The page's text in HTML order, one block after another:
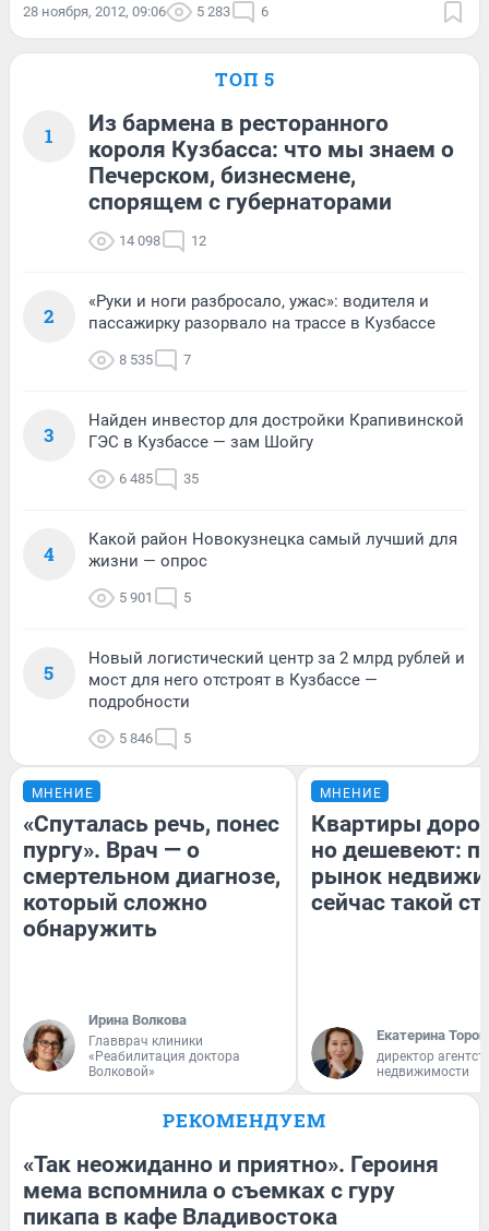
28 ноября, 2012, 09:06 5 283 6
ТОП 5
1
Из бармена в ресторанного
короля Кузбасса: что мы знаем о
Печерском, бизнесмене,
спорящем с губернаторами
14 098 12
2
«Руки и ноги разбросало, ужас»: водителя и
пассажирку разорвало на трассе в Кузбассе
8 535 7
3
Найден инвестор для достройки Крапивинской
ГЭС в Кузбассе — зам Шойгу
6 485 35
4
Какой район Новокузнецка самый лучший для
жизни — опрос
5 901 5
5
Новый логистический центр за 2 млрд рублей и
мост для него отстроят в Кузбассе —
подробности
5 846 5
МНЕНИЕ
«Спуталась речь, понес
пургу». Врач — о
смертельном диагнозе,
который сложно
обнаружить
Ирина Волкова
Главврач клиники
«Реабилитация доктора
Волковой»
МНЕНИЕ
Квартиры
но дешевеют:
рынок
сейчас такой
Екатерина
директор
недвижимости
РЕКОМЕНДУЕМ
«Так неожиданно и приятно». Героиня
мема вспомнила о съемках с гуру
пикапа в кафе Владивостока